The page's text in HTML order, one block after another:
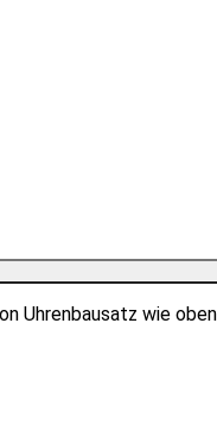
Uhrenbausatz wie